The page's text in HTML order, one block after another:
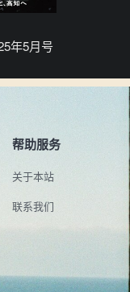
年5月号
帮助服务
关于本站
联系我们